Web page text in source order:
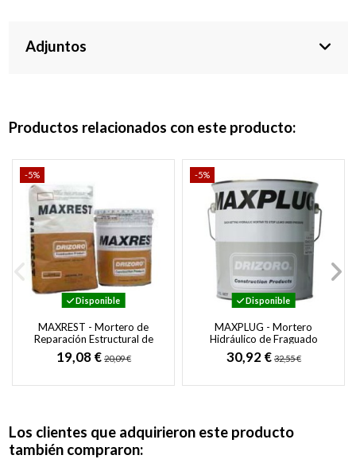
Adjuntos
Productos relacionados con este producto:
-5%
Disponible
MAXREST - Mortero de
Reparación Estructural de
Fraguado Rápido y Sin
Retracción
19,08 € 20,09 €
-5%
Disponible
MAXPLUG - Mortero
Hidráulico de Fraguado
Instantáneo para Vías de
Agua con Presión
30,92 € 32,55 €
Los clientes que adquirieron este producto
también compraron: